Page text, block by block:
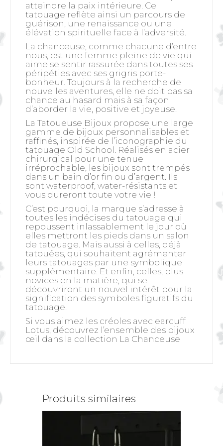
atteindre la paix intérieure. Ce
tatouage reflète ainsi un parcours de
guérison, une renaissance ou une
élévation spirituelle face à l’adversité.
La chanceuse, comme chacune d’entre
nous, est une femme pleine de vie qui
aime se sentir rassurée dans toutes ses
péripéties avec ses grigris porte-
bonheur. Toujours à la recherche de
nouvelles aventures, elle ne doit pas sa
chance au hasard mais à sa façon
d’aborder la vie, positive et joyeuse.
La Tatoueuse Bijoux propose une large
gamme de bijoux personnalisables et
raffinés, inspirée de l’iconographie du
tatouage Old School. Réalisés en acier
chirurgical pour une tenue
irréprochable, les bijoux sont trempés
dans un bain d’or fin ou d’argent. Ils
sont waterproof, water-résistants et
vous dureront toute votre vie !
C’est pourquoi, la marque s’adresse à
toutes les indécises du tatouage qui
repoussent inlassablement le jour où
elles mettront les pieds dans un salon
de tatouage. Mais aussi à celles, déjà
tatouées, qui souhaitent agrémenter
leurs tatouages par une symbolique
supplémentaire. Et enfin, celles, plus
novices en la matière, qui se
découvriront un nouvel intérêt pour la
signification des symboles figuratifs du
tatouage.
Si vous aimez les créoles avec earcuff
Lotus, découvrez l’ensemble des bijoux
œil dans la collection La Chanceuse
Produits similaires